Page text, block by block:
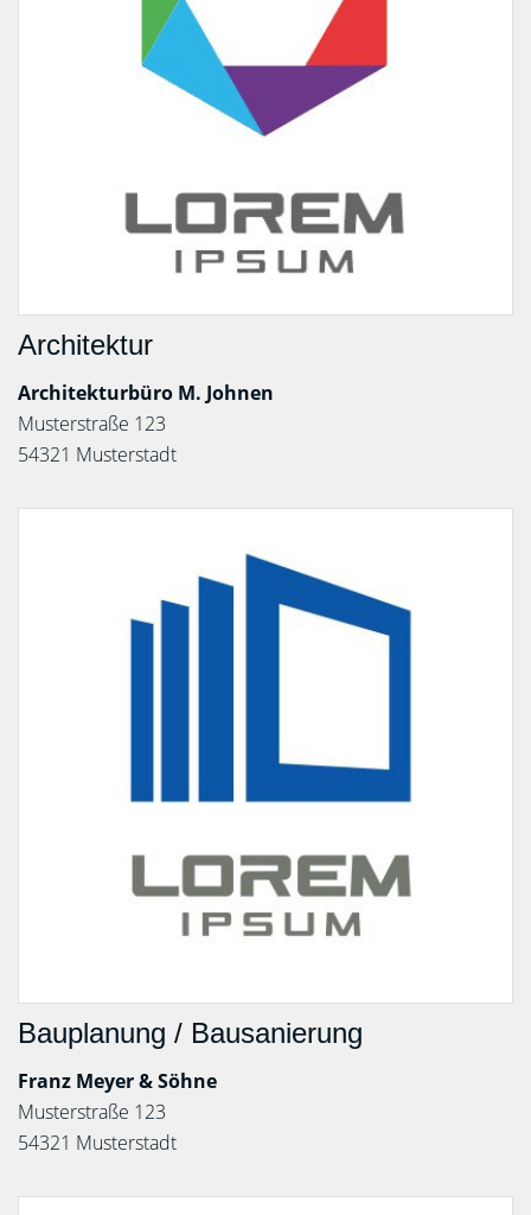
Architektur
Architekturbüro M. Johnen
Musterstraße 123
54321 Musterstadt
Bauplanung / Bausanierung
Franz Meyer & Söhne
Musterstraße 123
54321 Musterstadt